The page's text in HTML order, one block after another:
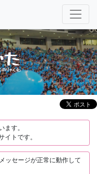
ます。
イトです。
ッセージが正常に動作して